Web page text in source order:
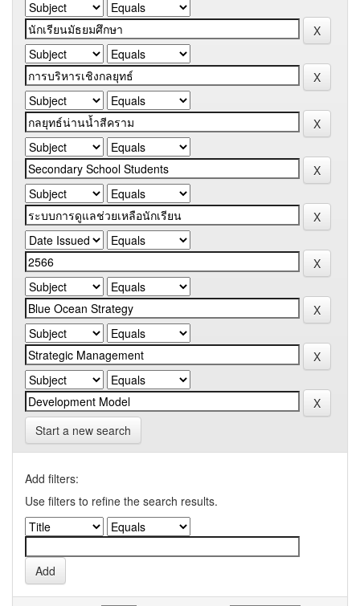
Start a new search
Add filters:
Use filters to refine the search results.